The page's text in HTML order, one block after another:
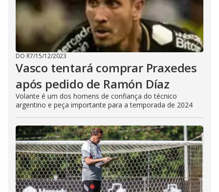
DO R7/15/12/2023
Vasco tentará comprar Praxedes
após pedido de Ramón Díaz
Volante é um dos homens de confiança do técnico
argentino e peça importante para a temporada de 2024